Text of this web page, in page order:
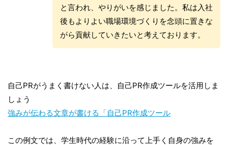
と言われ、やりがいを感じました。私は入社
後もよりよい職場環境づくりを念頭に置きな
がら貢献していきたいと考えております。
自己PRがうまく書けない人は、自己PR作成ツールを活用しま
しょう
強みが伝わる文章が書ける「自己PR作成ツール
この例文では、学生時代の経験に沿って上手く自身の強みを